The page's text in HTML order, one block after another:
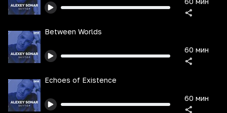
Between Worlds
60 мин
Echoes of Existence
60 мин